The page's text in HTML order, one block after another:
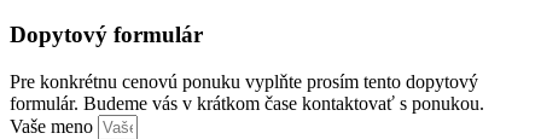
Dopytový formulár
Pre konkrétnu cenovú ponuku vyplňte prosím tento dopytový
formulár. Budeme vás v krátkom čase kontaktovať s ponukou.
Vaše meno